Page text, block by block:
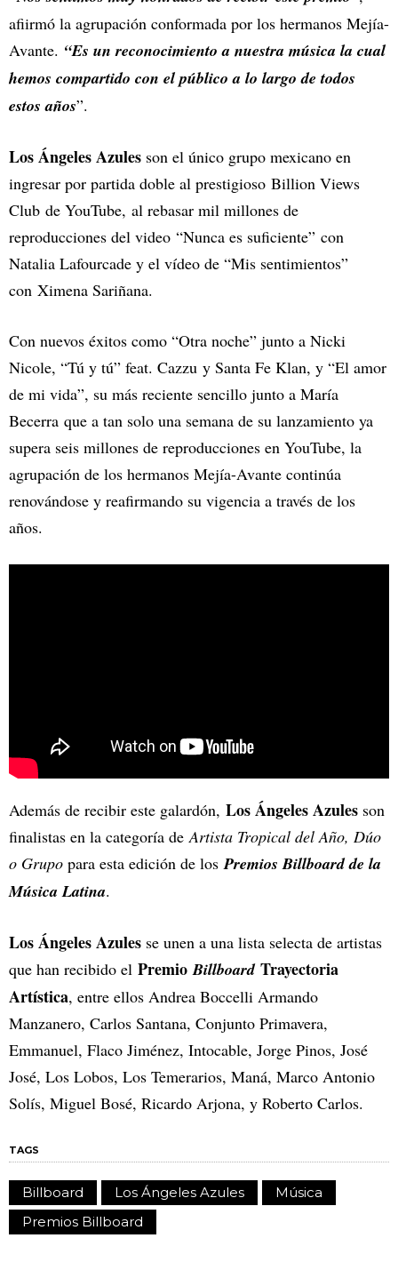
afiirmó la agrupación conformada por los hermanos Mejía-
Avante. “Es un reconocimiento a nuestra música la cual
hemos compartido con el público a lo largo de todos
estos años”.
Los Ángeles Azules son el único grupo mexicano en
ingresar por partida doble al prestigioso Billion Views
Club de YouTube, al rebasar mil millones de
reproducciones del video “Nunca es suficiente” con
Natalia Lafourcade y el vídeo de “Mis sentimientos”
con Ximena Sariñana.
Con nuevos éxitos como “Otra noche” junto a Nicki
Nicole, “Tú y tú” feat. Cazzu y Santa Fe Klan, y “El amor
de mi vida”, su más reciente sencillo junto a María
Becerra que a tan solo una semana de su lanzamiento ya
supera seis millones de reproducciones en YouTube, la
agrupación de los hermanos Mejía-Avante continúa
renovándose y reafirmando su vigencia a través de los
años.
Además de recibir este galardón, Los Ángeles Azules son
finalistas en la categoría deArtista Tropical del Año, Dúo
o Grupo para esta edición de losPremios Billboard de la
Música Latina.
Los Ángeles Azules se unen a una lista selecta de artistas
que han recibido el PremioBillboard Trayectoria
Artística, entre ellos Andrea Boccelli Armando
Manzanero, Carlos Santana, Conjunto Primavera,
Emmanuel, Flaco Jiménez, Intocable, Jorge Pinos, José
José, Los Lobos, Los Temerarios, Maná, Marco Antonio
Solís, Miguel Bosé, Ricardo Arjona, y Roberto Carlos.
TAGS
Billboard Los Ángeles Azules
Música
Premios Billboard